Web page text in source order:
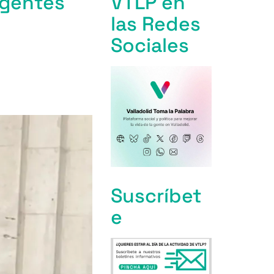
las Redes
Sociales
Suscríbet
e